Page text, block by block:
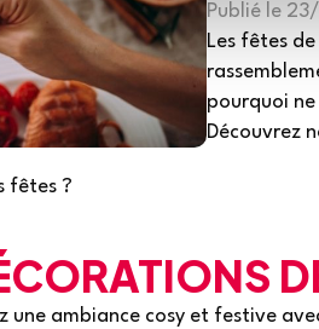
Publié le
Les fêtes
pourquoi
Découvrez
fêtes ?
une ambiance cosy et festive